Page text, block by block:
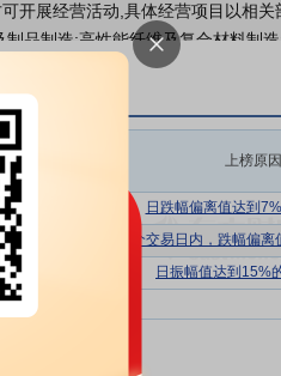
股本变动
开展经营活动,具体经营项目以相
品制造;高性能纤维及复合材料制
树脂制造;模具制造;五金产品制造;
术咨询、技术交流、技术转让、技
销售。公司产品涵盖《电气绝缘材
同时公司具备研发和生产 B 级、
工业电机、家用电器、新能源汽
领域市场规模稳步扩大。据前瞻产
复合年均增长率持续上升，2030年
风力发电、新能源汽车、家用电
上榜原因
日跌幅偏离值达到
连续三个交易日内，跌幅偏
日振幅值达到15%